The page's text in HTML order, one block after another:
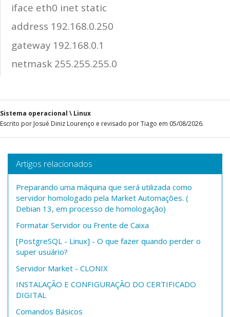
iface eth0 inet static
address 192.168.0.250
gateway 192.168.0.1
netmask 255.255.255.0
Sistema operacional \ Linux
Escrito por Josué Diniz Lourenço e revisado por Tiago em 05/08/2026.
Artigos relacionados
Preparando uma máquina que será utilizada como
servidor homologado pela Market Automações. (
Debian 13, em processo de homologação)
Formatar Servidor ou Frente de Caixa
[PostgreSQL - Linux] - O que fazer quando perder o
super usuário?
Servidor Market - CLONIX
INSTALAÇÃO E CONFIGURAÇÃO DO CERTIFICADO
DIGITAL
Comandos Básicos